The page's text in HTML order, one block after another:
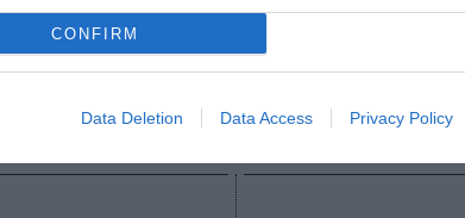
CONFIRM
Data Deletion Data Access Privacy Policy
través deintelligence@2playbook.com.
como fuente preferida de Google de forma
con las últimas noticias de actualidad.